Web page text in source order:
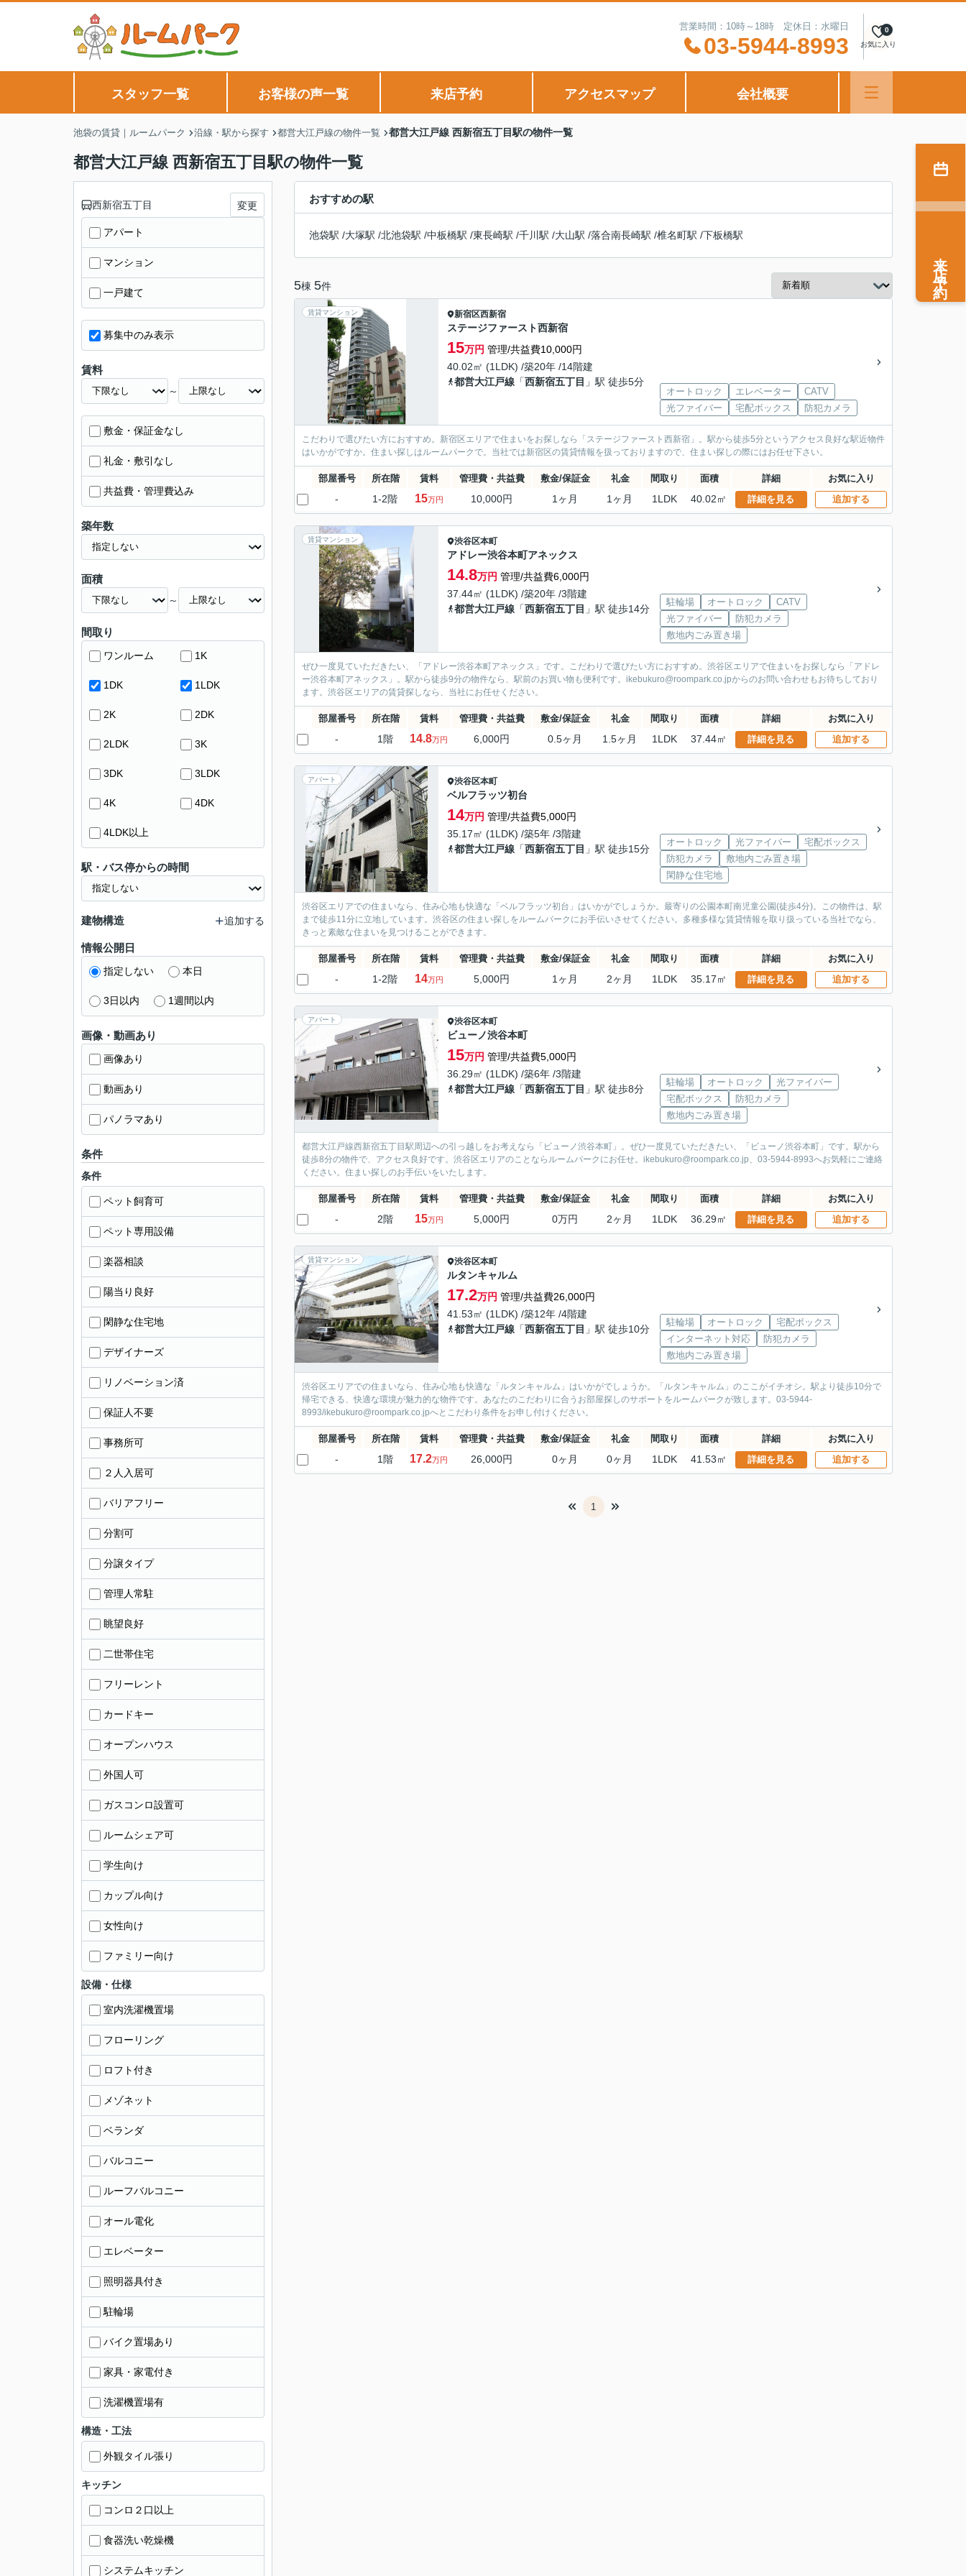
営業時間：10時～18時 定休日：水曜日
03-5944-8993 お気に入り
0
スタッフ一覧 お客様の声一覧 来店予約 アクセスマップ 会社概要
池袋の賃貸｜ルームパーク 沿線・駅から探す 都営大江戸線の物件一覧 都営大江戸線 西新宿五丁目駅の物件一覧
都営大江戸線 西新宿五丁目駅の物件一覧
おすすめの駅
池袋駅 /大塚駅 /北池袋駅 /中板橋駅 /東長崎駅 /千川駅 /大山駅 /落合南長崎駅 /椎名町駅 /下板橋駅
5棟 5件
賃貸マンション 新宿区西新宿
ステージファースト西新宿
15万円 管理/共益費10,000円
40.02㎡ (1LDK) /築20年 /14階建
都営大江戸線 「西新宿五丁目 」駅 徒歩5分
オートロック エレベーター
CATV
光ファイバー
宅配ボックス 防犯カメラ
こだわりで選びたい方におすすめ。新宿区エリアで住まいをお探しなら「ステージファースト西新宿」。駅から徒歩5分というアクセス良好な駅近物件
はいかがですか。住まい探しはルームパークで。当社では新宿区の賃貸情報を扱っておりますので、住まい探しの際にはお任せ下さい。
部屋番号 所在階 賃料 管理費・共益費 敷金/保証金 礼金 間取り 面積 詳細 お気に入り
- 1-2階 15万円 10,000円 1ヶ月 1ヶ月 1LDK 40.02㎡ 詳細を見る 追加する
賃貸マンション 渋谷区本町
アドレー渋谷本町アネックス
14.8万円 管理/共益費6,000円
37.44㎡ (1LDK) /築20年 /3階建
都営大江戸線 「西新宿五丁目 」駅 徒歩14分
駐輪場 オートロック
CATV
光ファイバー
防犯カメラ
敷地内ごみ置き場
ぜひ一度見ていただきたい、「アドレー渋谷本町アネックス」です。こだわりで選びたい方におすすめ。渋谷区エリアで住まいをお探しなら「アドレ
ー渋谷本町アネックス」。駅から徒歩9分の物件なら、駅前のお買い物も便利です。ikebukuro@roompark.co.jpからのお問い合わせもお待ちしており
ます。渋谷区エリアの賃貸探しなら、当社にお任せください。
部屋番号 所在階 賃料 管理費・共益費 敷金/保証金 礼金 間取り 面積 詳細 お気に入り
- 1階 14.8万円 6,000円 0.5ヶ月 1.5ヶ月 1LDK 37.44㎡ 詳細を見る 追加する
アパート 渋谷区本町
ベルフラッツ初台
14万円 管理/共益費5,000円
35.17㎡ (1LDK) /築5年 /3階建
都営大江戸線 「西新宿五丁目 」駅 徒歩15分
オートロック 光ファイバー
宅配ボックス
防犯カメラ
敷地内ごみ置き場
閑静な住宅地
渋谷区エリアでの住まいなら、住み心地も快適な「ベルフラッツ初台」はいかがでしょうか。最寄りの公園本町南児童公園(徒歩4分)。この物件は、駅
まで徒歩11分に立地しています。渋谷区の住まい探しをルームパークにお手伝いさせてください。多種多様な賃貸情報を取り扱っている当社でなら、
きっと素敵な住まいを見つけることができます。
部屋番号 所在階 賃料 管理費・共益費 敷金/保証金 礼金 間取り 面積 詳細 お気に入り
- 1-2階 14万円 5,000円 1ヶ月 2ヶ月 1LDK 35.17㎡ 詳細を見る 追加する
アパート 渋谷区本町
ビューノ渋谷本町
15万円 管理/共益費5,000円
36.29㎡ (1LDK) /築6年 /3階建
都営大江戸線 「西新宿五丁目 」駅 徒歩8分
駐輪場 オートロック
光ファイバー
宅配ボックス
防犯カメラ
敷地内ごみ置き場
都営大江戸線西新宿五丁目駅周辺への引っ越しをお考えなら「ビューノ渋谷本町」。ぜひ一度見ていただきたい、「ビューノ渋谷本町」です。駅から
徒歩8分の物件で、アクセス良好です。渋谷区エリアのことならルームパークにお任せ。ikebukuro@roompark.co.jp、03-5944-8993へお気軽にご連絡
ください。住まい探しのお手伝いをいたします。
部屋番号 所在階 賃料 管理費・共益費 敷金/保証金 礼金 間取り 面積 詳細 お気に入り
- 2階 15万円 5,000円 0万円 2ヶ月 1LDK 36.29㎡ 詳細を見る 追加する
賃貸マンション 渋谷区本町
ルタンキャルム
17.2万円 管理/共益費26,000円
41.53㎡ (1LDK) /築12年 /4階建
都営大江戸線 「西新宿五丁目 」駅 徒歩10分
駐輪場 オートロック
宅配ボックス
インターネット対応
防犯カメラ
敷地内ごみ置き場
渋谷区エリアでの住まいなら、住み心地も快適な「ルタンキャルム」はいかがでしょうか。「ルタンキャルム」のここがイチオシ。駅より徒歩10分で
帰宅できる、快適な環境が魅力的な物件です。あなたのこだわりに合うお部屋探しのサポートをルームパークが致します。03-5944-
8993/ikebukuro@roompark.co.jpへとこだわり条件をお申し付けください。
部屋番号 所在階 賃料 管理費・共益費 敷金/保証金 礼金 間取り 面積 詳細 お気に入り
- 1階 17.2万円 26,000円 0ヶ月 0ヶ月 1LDK 41.53㎡ 詳細を見る 追加する
1
西新宿五丁目 変更
アパート
マンション
一戸建て
募集中のみ表示
賃料
～
敷金・保証金なし
礼金・敷引なし
共益費・管理費込み
築年数
面積
～
間取り
ワンルーム 1K
1DK 1LDK
2K 2DK
2LDK 3K
3DK 3LDK
4K 4DK
4LDK以上
駅・バス停からの時間
建物構造 追加する
情報公開日
指定しない 本日
3日以内 1週間以内
画像・動画あり
画像あり
動画あり
パノラマあり
条件
条件
ペット飼育可
ペット専用設備
楽器相談
陽当り良好
閑静な住宅地
デザイナーズ
リノベーション済
保証人不要
事務所可
２人入居可
バリアフリー
分割可
分譲タイプ
管理人常駐
眺望良好
二世帯住宅
フリーレント
カードキー
オープンハウス
外国人可
ガスコンロ設置可
ルームシェア可
学生向け
カップル向け
女性向け
ファミリー向け
設備・仕様
室内洗濯機置場
フローリング
ロフト付き
メゾネット
ベランダ
バルコニー
ルーフバルコニー
オール電化
エレベーター
照明器具付き
駐輪場
バイク置場あり
家具・家電付き
洗濯機置場有
構造・工法
外観タイル張り
キッチン
コンロ２口以上
食器洗い乾燥機
システムキッチン
来店予約